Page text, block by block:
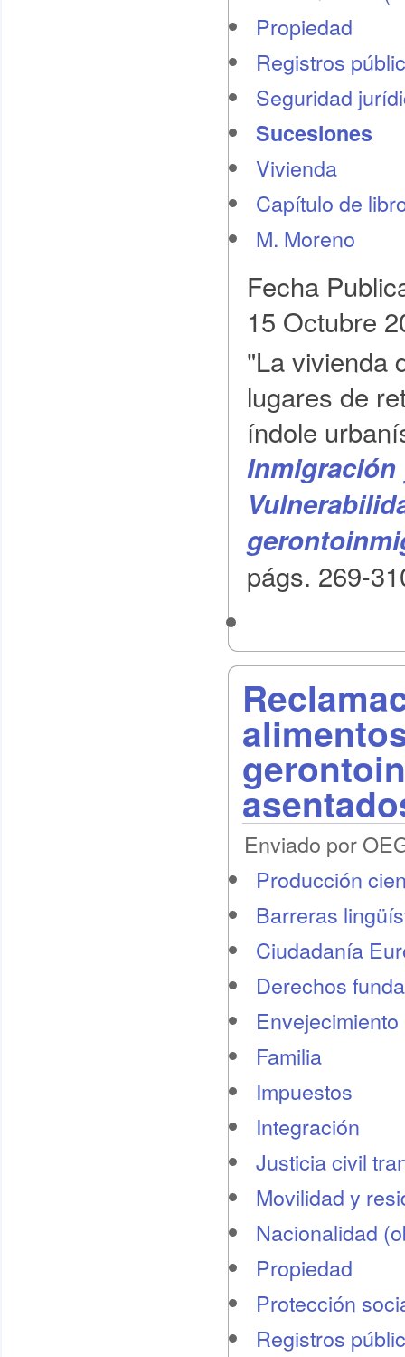
Propiedad
Registros
Seguridad
Sucesiones
Vivienda
Capítulo de
M. Moreno
Fecha
15 Octubre
"La vivienda
lugares de
índole
Inmigración
págs. 269-
Enviado por
Producción
Barreras
Ciudadanía
Derechos
Familia
Impuestos
Integración
Justicia civil
Movilidad y
Nacionalidad
Propiedad
Protección
Registros